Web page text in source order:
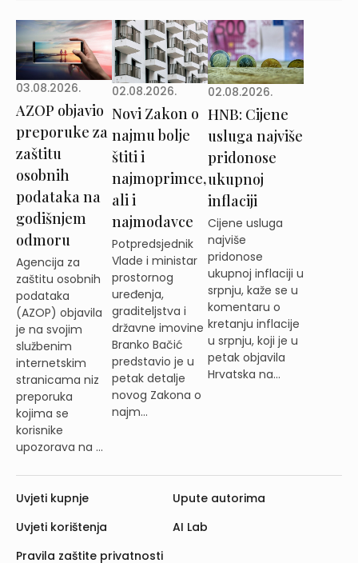
03.08.2026.
AZOP objavio
preporuke za
zaštitu
osobnih
podataka na
godišnjem
odmoru
Agencija za
zaštitu osobnih
podataka
(AZOP) objavila
je na svojim
službenim
internetskim
stranicama niz
preporuka
kojima se
korisnike
upozorava na ...
02.08.2026.
Novi Zakon o
najmu bolje
štiti i
najmoprimce,
ali i
najmodavce
Potpredsjednik
Vlade i ministar
prostornog
uređenja,
graditeljstva i
državne imovine
Branko Bačić
predstavio je u
petak detalje
novog Zakona o
najm...
02.08.2026.
HNB: Cijene
usluga najviše
pridonose
ukupnoj
inflaciji
Cijene usluga
najviše
pridonose
ukupnoj inflaciji u
srpnju, kaže se u
komentaru o
kretanju inflacije
u srpnju, koji je u
petak objavila
Hrvatska na...
Uvjeti kupnje
Uvjeti korištenja
Pravila zaštite privatnosti
Upute autorima
AI Lab